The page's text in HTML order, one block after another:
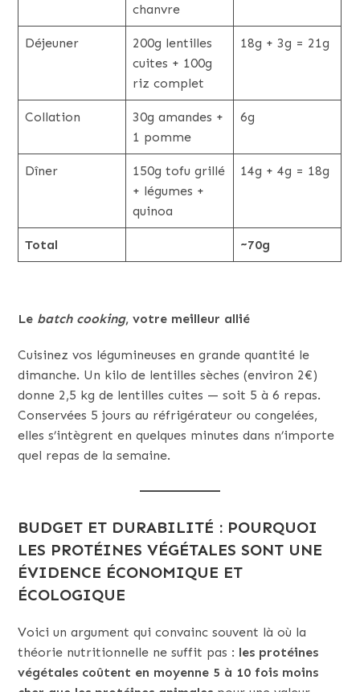
chanvre
Déjeuner
200g lentilles
cuites + 100g
riz complet
18g + 3g = 21g
Collation
30g amandes +
1 pomme
6g
Dîner
150g tofu grillé
+ légumes +
quinoa
14g + 4g = 18g
Total ~70g
Le batch cooking, votre meilleur allié
Cuisinez vos légumineuses en grande quantité le
dimanche. Un kilo de lentilles sèches (environ 2€)
donne 2,5 kg de lentilles cuites — soit 5 à 6 repas.
Conservées 5 jours au réfrigérateur ou congelées,
elles s’intègrent en quelques minutes dans n’importe
quel repas de la semaine.
BUDGET ET DURABILITÉ : POURQUOI
LES PROTÉINES VÉGÉTALES SONT UNE
ÉVIDENCE ÉCONOMIQUE ET
ÉCOLOGIQUE
Voici un argument qui convainc souvent là où la
théorie nutritionnelle ne suffit pas : les protéines
végétales coûtent en moyenne 5 à 10 fois moins